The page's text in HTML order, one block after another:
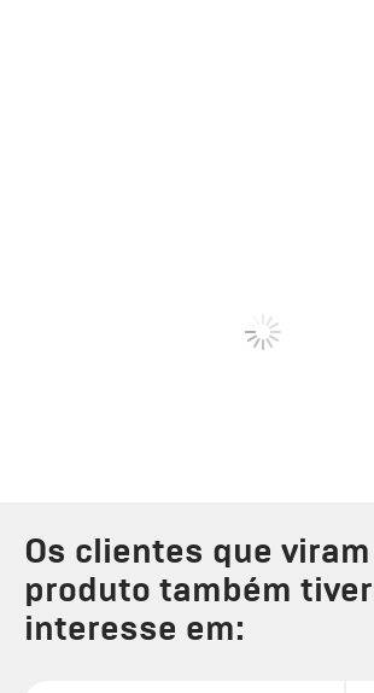
Os clientes que
produto também
interesse em: